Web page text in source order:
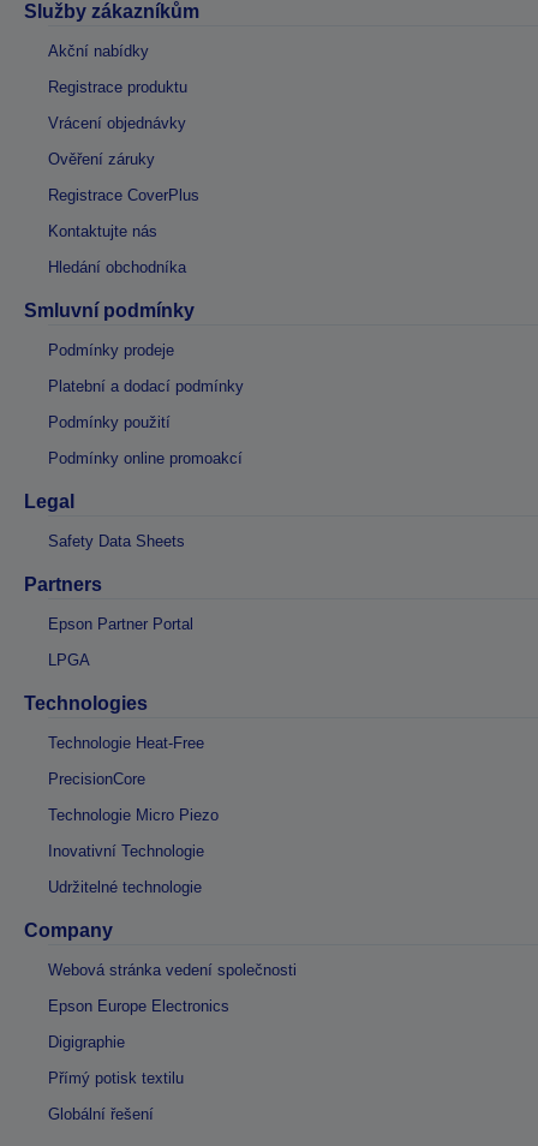
Služby zákazníkům
Akční nabídky
Registrace produktu
Vrácení objednávky
Ověření záruky
Registrace CoverPlus
Kontaktujte nás
Hledání obchodníka
Smluvní podmínky
Podmínky prodeje
Platební a dodací podmínky
Podmínky použití
Podmínky online promoakcí
Legal
Safety Data Sheets
Partners
Epson Partner Portal
LPGA
Technologies
Technologie Heat-Free
PrecisionCore
Technologie Micro Piezo
Inovativní Technologie
Udržitelné technologie
Company
Webová stránka vedení společnosti
Epson Europe Electronics
Digigraphie
Přímý potisk textilu
Globální řešení